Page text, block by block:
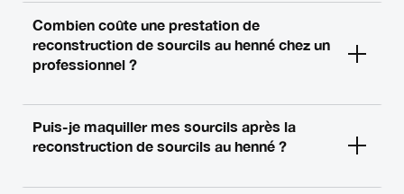
Combien coûte une prestation de
reconstruction de sourcils au henné chez un
professionnel ?
Puis-je maquiller mes sourcils après la
reconstruction de sourcils au henné ?